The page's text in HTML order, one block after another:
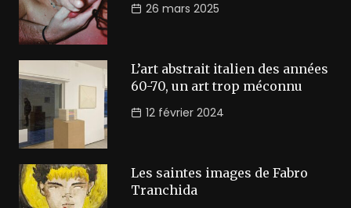
26 mars 2025
L’art abstrait italien des années
60-70, un art trop méconnu
12 février 2024
Les saintes images de Fabro
Tranchida